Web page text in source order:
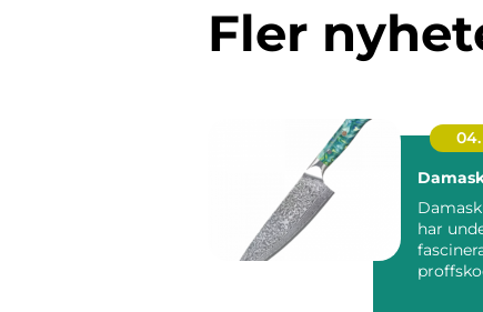
Fler
har